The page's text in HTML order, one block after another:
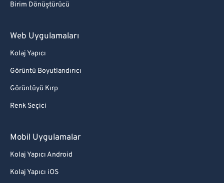
Birim Dönüştürücü
Web Uygulamaları
Kolaj Yapıcı
Görüntü Boyutlandırıcı
Görüntüyü Kırp
Renk Seçici
Mobil Uygulamalar
Kolaj Yapıcı Android
Kolaj Yapıcı iOS